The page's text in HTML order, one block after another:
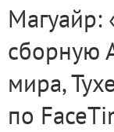
Магуайр:
сборную
мира,
по